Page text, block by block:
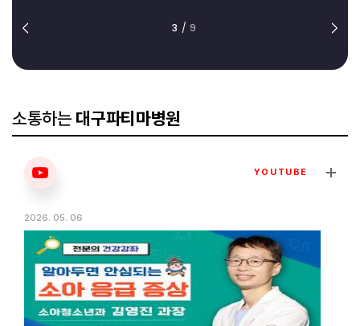
3 / 9
소통하는 대구파티마병원
YOUTUBE
2026. 05. 06